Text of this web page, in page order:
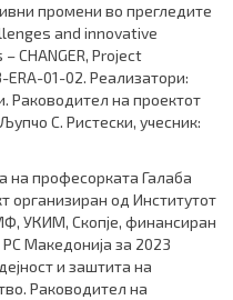
промени во прегледите
and innovative
CHANGER, Project
ERA-01-02. Реализатори:
Раководител на проектот
С. Ристески, учесник:
на професорката Галаба
организиран од Институтот
УКИМ, Скопје, финансиран
Македонија за 2023
и заштита на
Раководител на